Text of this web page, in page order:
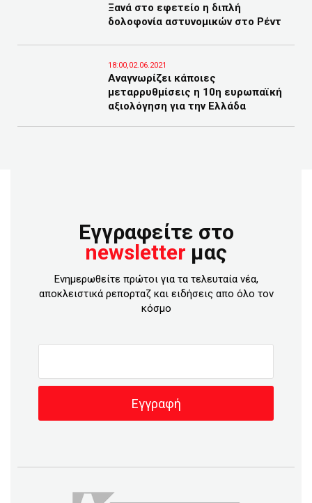
Ξανά στο εφετείο η διπλή
δολοφονία αστυνομικών στο Ρέντ
18:00,02.06.2021
Αναγνωρίζει κάποιες
μεταρρυθμίσεις η 10η ευρωπαϊκή
αξιολόγηση για την Ελλάδα
Εγγραφείτε στο
newsletter μας
Ενημερωθείτε πρώτοι για τα τελευταία νέα,
αποκλειστικά ρεπορταζ και ειδήσεις απο όλο τον
κόσμο